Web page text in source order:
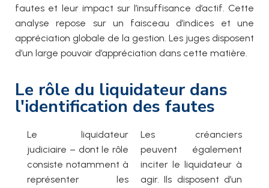
fautes et leur impact sur l’insuffisance d’actif. Cette
analyse repose sur un faisceau d’indices et une
appréciation globale de la gestion. Les juges disposent
d’un large pouvoir d’appréciation dans cette matière.
Le rôle du liquidateur dans
l'identification des fautes
Le liquidateur
judiciaire – dont le rôle
consiste notamment à
représenter les
Les créanciers
peuvent également
inciter le liquidateur à
agir. Ils disposent d’un